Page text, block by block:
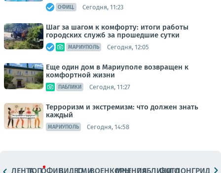
ОФИЦ. Сегодня, 11:23
Шаг за шагом к комфорту: итоги работы
городских служб за прошедшие сутки
МАРИУПОЛЬ Сегодня, 12:05
Еще один дом в Мариуполе возвращен к
комфортной жизни
ПАБЛИКИ Сегодня, 11:27
Терроризм и экстремизм: что должен знать
каждый
МАРИУПОЛЬ Сегодня, 14:58
ЛЕНТАТОПОФИЦ.ВИДЕОСМИВОЕНКОРЫМНЕНИЯПАБЛИКИ
ФОТОЛОНГРИДЫ